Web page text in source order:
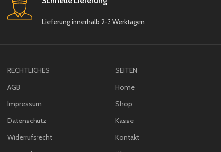
Lieferung innerhalb 2-3 Werktagen
RECHTLICHES
AGB
Impressum
Datenschutz
Widerrufsrecht
SEITEN
Home
Shop
Kasse
Kontakt